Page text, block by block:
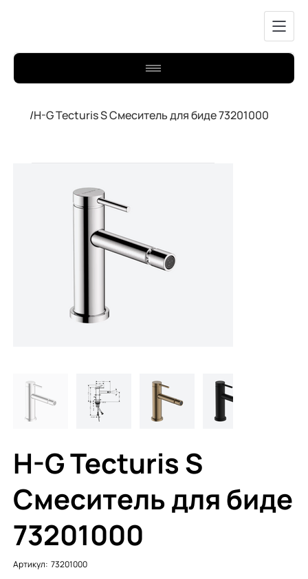
/H-G Tecturis S Смеситель для биде 73201000
H-G Tecturis S
Смеситель для биде
73201000
Артикул: Артикул:
73201000
73201000